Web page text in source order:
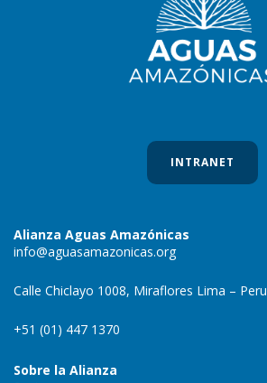
INTRANET
Alianza Aguas Amazónicas
info@aguasamazonicas.org
Calle Chiclayo 1008, Miraflores Lima – Peru
+51 (01) 447 1370
Sobre la Alianza